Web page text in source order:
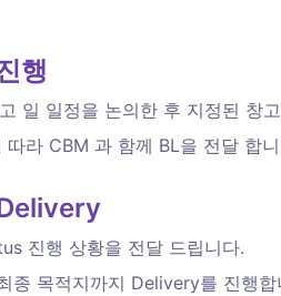
행
일 일정을 논의한 후 지정된 창
라 CBM 과 함께 BL을 전달 합
진행 상황을 전달 드립니다.
종 목적지까지 Delivery를 진행합